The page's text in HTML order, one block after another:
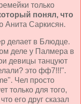
только
понял, что
Анита Саркисян.
делает в Блюдце.
деле у Палмера в
девицы танцуют
это фф7!!!".
Чел просто
только для того,
его друг сказал